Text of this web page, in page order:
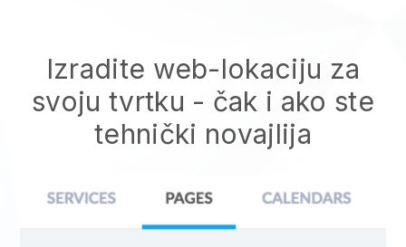
Izradite web-lokaciju za
svoju tvrtku - čak i ako ste
tehnički novajlija